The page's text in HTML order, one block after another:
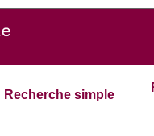
Recherche simple